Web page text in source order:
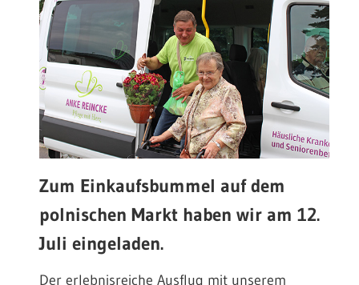
Zum Einkaufsbummel auf dem
polnischen Markt haben wir am 12.
Juli eingeladen.
Der erlebnisreiche Ausflug mit unserem